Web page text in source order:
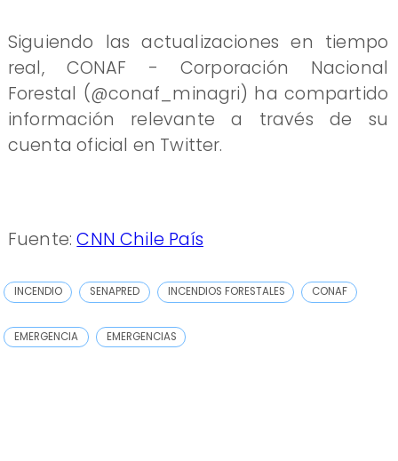
Siguiendo las actualizaciones en tiempo
real, CONAF - Corporación Nacional
Forestal (@conaf_minagri) ha compartido
información relevante a través de su
cuenta oficial en Twitter.
Fuente:CNN Chile País
INCENDIO SENAPRED INCENDIOS FORESTALES CONAF
EMERGENCIA EMERGENCIAS